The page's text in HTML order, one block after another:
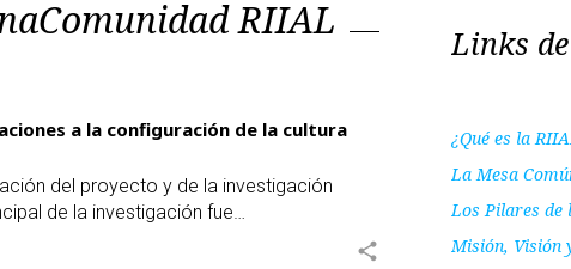
RIIAL
a la configuración de la cultura
del proyecto y de la investigación
de la investigación fue…
share
Links
¿Qué es la
La Mesa
Los Pilares de
Misión, Visión